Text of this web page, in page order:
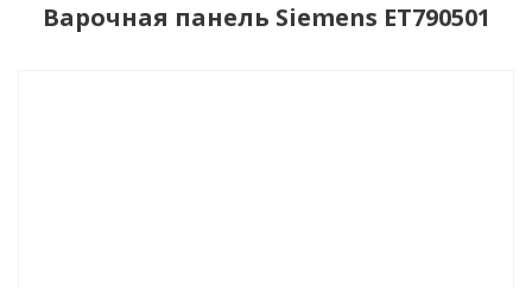
Варочная панель Siemens ET790501